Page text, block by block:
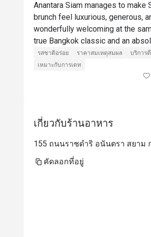
Anantara Siam manages to make
brunch feel luxurious, generous,
wonderfully welcoming at the
true Bangkok classic and an
you are in the city. Five stars
hesitation.
รสชาติอร่อย ราคาสมเหตุสมผล
บริการดี
เหมาะกับการเดท
เกี่ยวกับร้านอาหาร
155 ถนนราชดำริ อนันตรา สยาม
คัดลอกที่อยู่